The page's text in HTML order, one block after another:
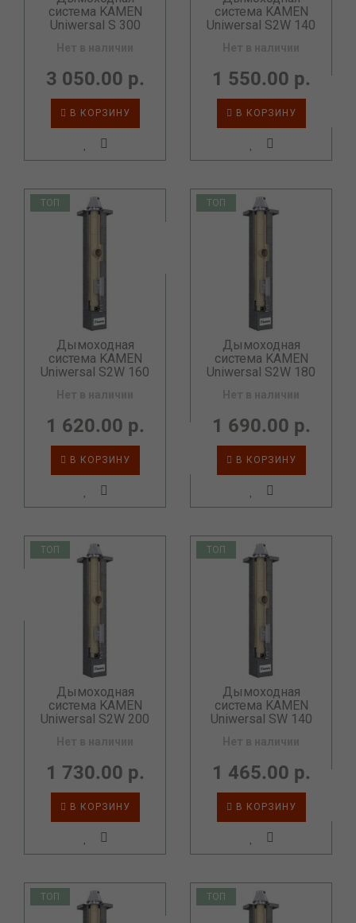
система KAMEN
Uniwersal S 300
3 050.00 р.
В КОРЗИНУ
система KAMEN
Uniwersal S2W 140
1 550.00 р.
В КОРЗИНУ
ТОП
Дымоходная
система KAMEN
Uniwersal S2W 160
1 620.00 р.
В КОРЗИНУ
ТОП
Дымоходная
система KAMEN
Uniwersal S2W 180
1 690.00 р.
В КОРЗИНУ
ТОП
Дымоходная
система KAMEN
Uniwersal S2W 200
1 730.00 р.
В КОРЗИНУ
ТОП
Дымоходная
система KAMEN
Uniwersal SW 140
1 465.00 р.
В КОРЗИНУ
ТОП ТОП